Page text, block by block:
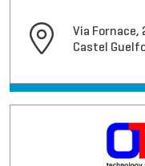
Via Fornace,
Castel